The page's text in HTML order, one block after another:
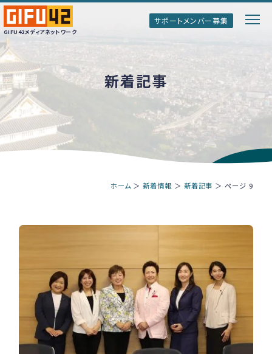
GIFU42メディアネットワーク
サポートメンバー募集
GIFU42メディアネットワークとは
ぎふのトップインタビュー
新着記事
ホーム ＞新着情報＞ 新着記事 ＞ページ 9